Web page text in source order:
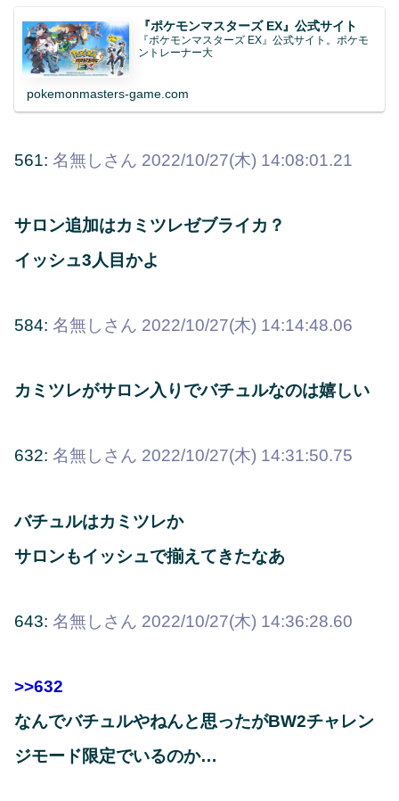
『ポケモンマスターズ EX』公式サイト
『ポケモンマスターズ EX』公式サイト。ポケモ
ントレーナー大
pokemonmasters-game.com
561: 名無しさん 2022/10/27(木) 14:08:01.21
サロン追加はカミツレゼブライカ？
イッシュ3人目かよ
584: 名無しさん 2022/10/27(木) 14:14:48.06
カミツレがサロン入りでバチュルなのは嬉しい
632: 名無しさん 2022/10/27(木) 14:31:50.75
バチュルはカミツレか
サロンもイッシュで揃えてきたなあ
643: 名無しさん 2022/10/27(木) 14:36:28.60
>>632
なんでバチュルやねんと思ったがBW2チャレン
ジモード限定でいるのか…